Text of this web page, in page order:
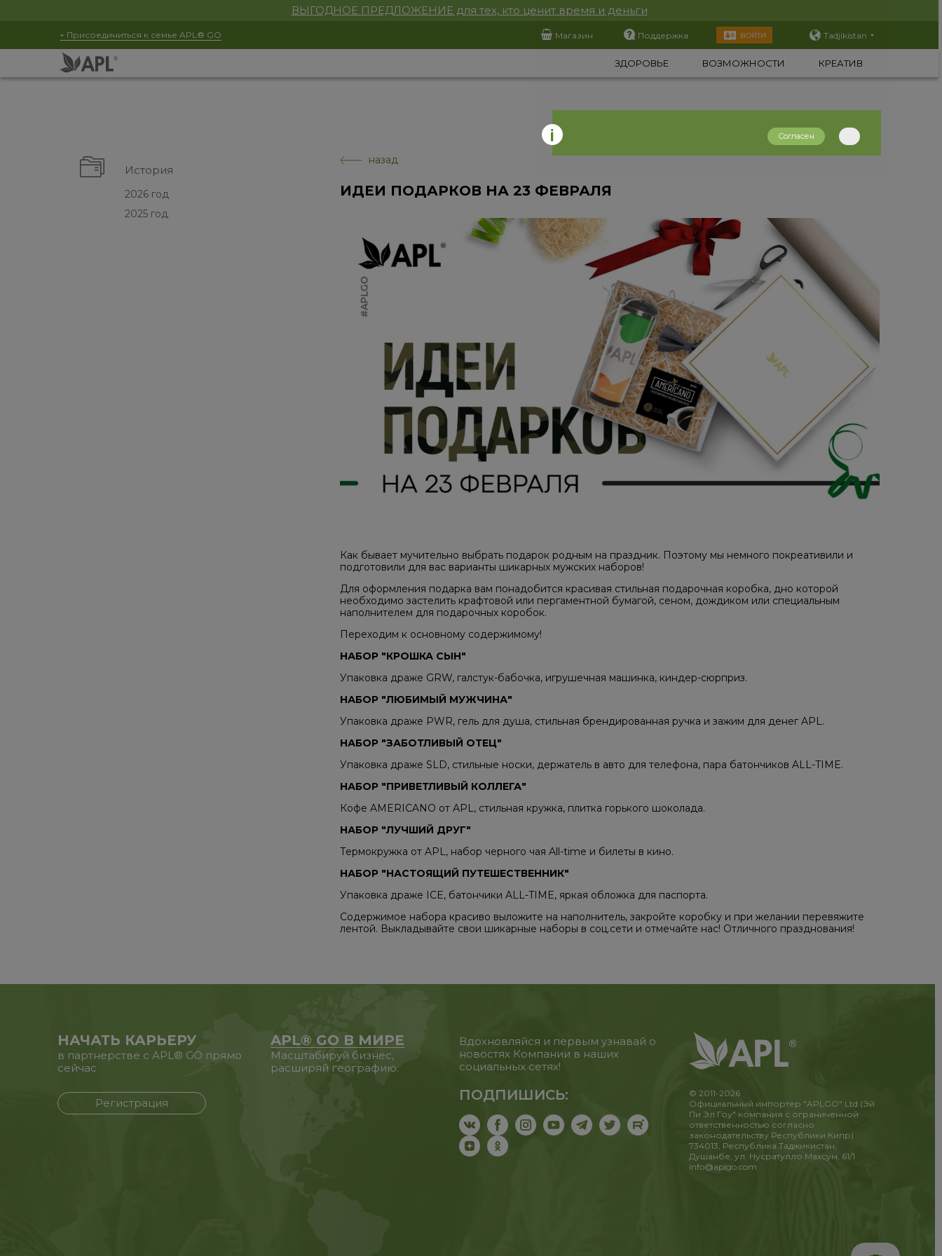
ВЫГОДНОЕ ПРЕДЛОЖЕНИЕ для тех, кто ценит время и деньги
+ Присоединиться к семье APL® GO Магазин Поддержка ВОЙТИ Tadjikistan
ЗДОРОВЬЕ ВОЗМОЖНОСТИ КРЕАТИВ
История
2026 год
2025 год
назад
ИДЕИ ПОДАРКОВ НА 23 ФЕВРАЛЯ
Как бывает мучительно выбрать подарок родным на праздник. Поэтому мы немного покреативили и
подготовили для вас варианты шикарных мужских наборов!
Для оформления подарка вам понадобится красивая стильная подарочная коробка, дно которой
необходимо застелить крафтовой или пергаментной бумагой, сеном, дождиком или специальным
наполнителем для подарочных коробок.
Переходим к основному содержимому!
НАБОР "КРОШКА СЫН"
Упаковка драже GRW, галстук-бабочка, игрушечная машинка, киндер-сюрприз.
НАБОР "ЛЮБИМЫЙ МУЖЧИНА"
Упаковка драже PWR, гель для душа, стильная брендированная ручка и зажим для денег APL.
НАБОР "ЗАБОТЛИВЫЙ ОТЕЦ"
Упаковка драже SLD, стильные носки, держатель в авто для телефона, пара батончиков ALL-TIME.
НАБОР "ПРИВЕТЛИВЫЙ КОЛЛЕГА"
Кофе AMERICANO от APL, стильная кружка, плитка горького шоколада.
НАБОР "ЛУЧШИЙ ДРУГ"
Термокружка от APL, набор черного чая All-time и билеты в кино.
НАБОР "НАСТОЯЩИЙ ПУТЕШЕСТВЕННИК"
Упаковка драже ICE, батончики ALL-TIME, яркая обложка для паспорта.
Содержимое набора красиво выложите на наполнитель, закройте коробку и при желании перевяжите
лентой. Выкладывайте свои шикарные наборы в соц.сети и отмечайте нас! Отличного празднования!
НАЧАТЬ КАРЬЕРУ
в партнерстве с APL® GO прямо
сейчас
Регистрация
APL® GO В МИРЕ
Масштабируй бизнес,
расширяй географию.
Вдохновляйся и первым узнавай о
новостях Компании в наших
социальных сетях!
ПОДПИШИСЬ:
© 2011-2026
Официальный импортер "APLGO" Ltd (Эй
Пи Эл Гоу" компания с ограниченной
ответственностью согласно
законодательству Республики Кипр)
734013, Республика Таджикистан,
Душанбе, ул. Нусратулло Махсум, 61/1
info@aplgo.com
Согласен